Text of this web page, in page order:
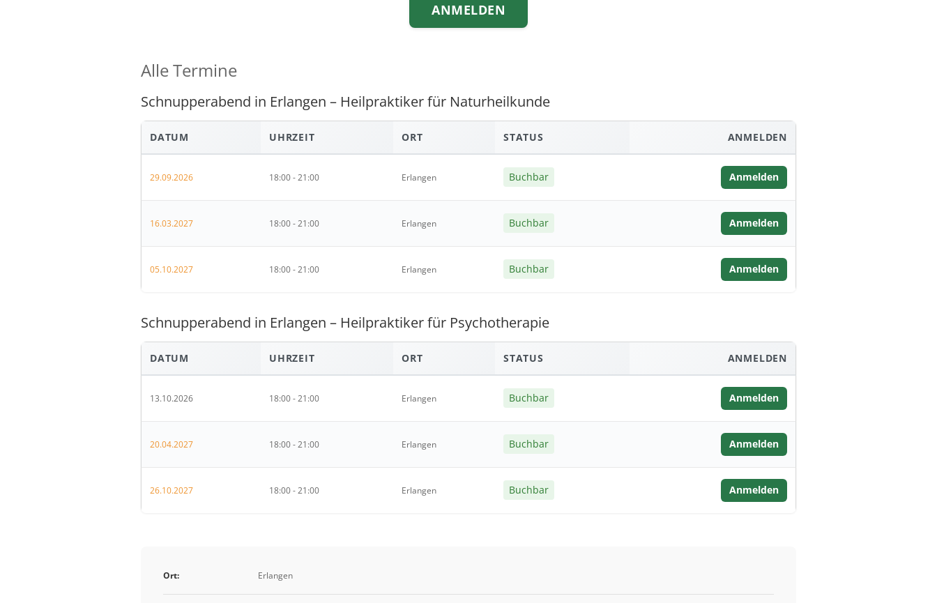
ANMELDEN
Alle Termine
Schnupperabend in Erlangen – Heilpraktiker für Naturheilkunde
DATUM UHRZEIT ORT STATUS ANMELDEN
29.09.2026 18:00 - 21:00 Erlangen Buchbar Anmelden
16.03.2027 18:00 - 21:00 Erlangen Buchbar Anmelden
05.10.2027 18:00 - 21:00 Erlangen Buchbar Anmelden
Schnupperabend in Erlangen – Heilpraktiker für Psychotherapie
DATUM UHRZEIT ORT STATUS ANMELDEN
13.10.2026 18:00 - 21:00 Erlangen Buchbar Anmelden
20.04.2027 18:00 - 21:00 Erlangen Buchbar Anmelden
26.10.2027 18:00 - 21:00 Erlangen Buchbar Anmelden
Ort: Erlangen